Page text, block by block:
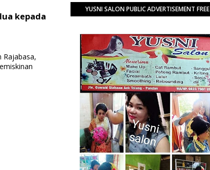
kepada
Rajabasa,
YUSNI SALON PUBLIC ADVERTISEMENT FREE